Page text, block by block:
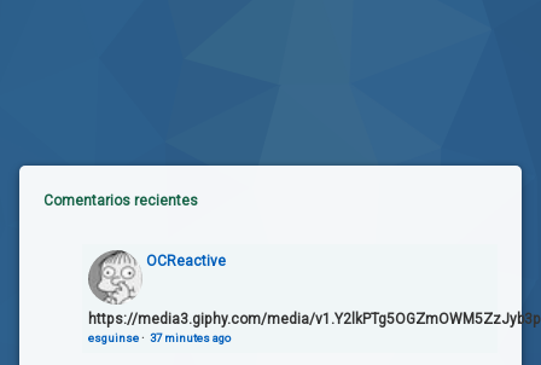
Comentarios recientes
OCReactive
https://media3.giphy.com/media/
esguinse· 37 minutes ago